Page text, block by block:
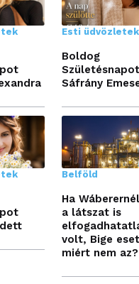
Esti üdvözletek
Boldog
Születésnapot
Sáfrány
Belföld
Ha
a látszat is
volt, Bige
miért nem az?